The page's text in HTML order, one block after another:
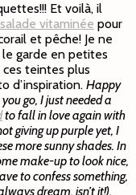
Et voilà, il
salade vitaminée pour
et pêche! Je ne
le garde en petites
teintes plus
d’inspiration. Happy
go, I just needed a
to fall in love again with
giving up purple yet, I
more sunny shades. In
make-up to look nice,
to confess something,
dream, isn’t it!),